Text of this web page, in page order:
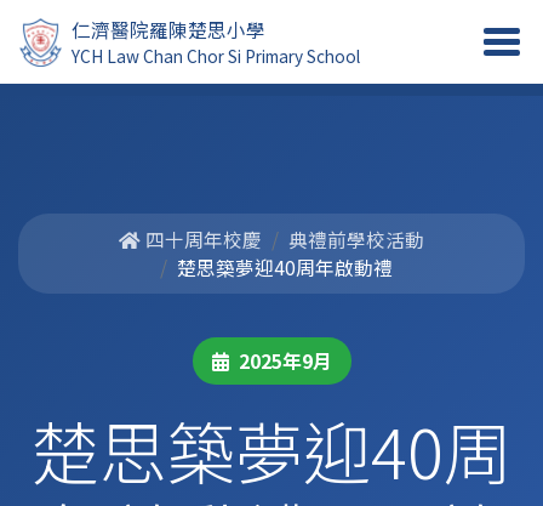
仁濟醫院羅陳楚思小學
YCH Law Chan Chor Si Primary School
四十周年校慶
典禮前學校活動
楚思築夢迎40周年啟動禮
2025年9月
楚思築夢迎40周